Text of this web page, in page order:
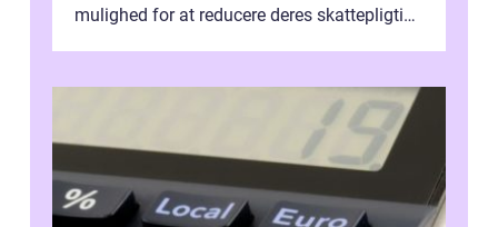
mulighed for at reducere deres skattepligtige